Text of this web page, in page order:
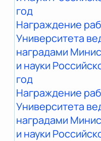
год
Награждение
Университета
наградами
и науки
год
Награждение
Университета
наградами
и науки